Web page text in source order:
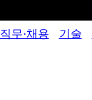
직무·채용 기술